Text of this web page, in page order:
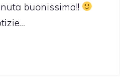
buonissima!!